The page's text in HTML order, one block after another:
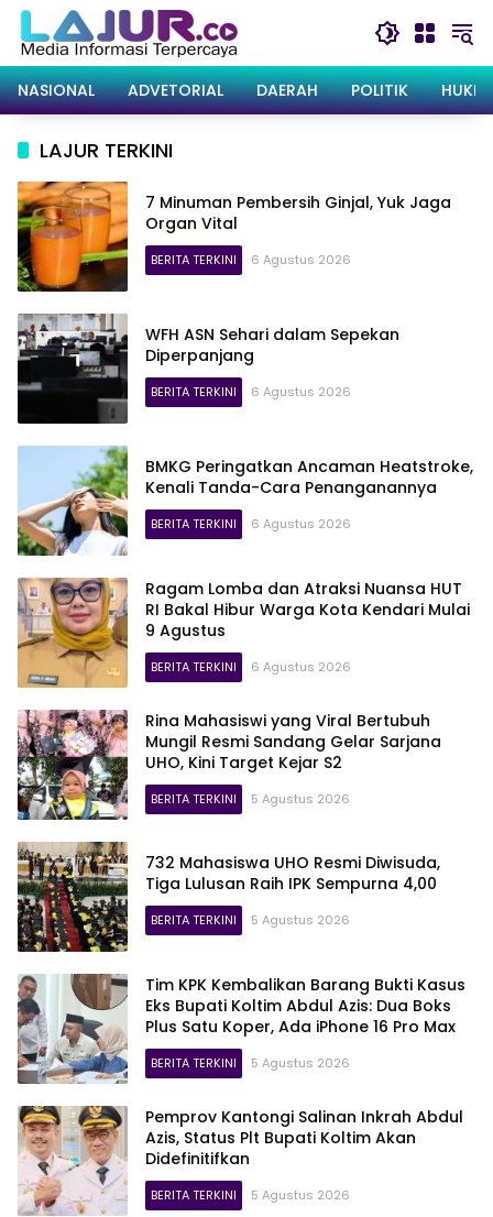
Langsung
konten
NASIONAL
ADVETORIAL DAERAH POLITIK
LAJUR TERKINI
7 Minuman Pembersih Ginjal, Yuk Jaga
Organ Vital
BERITA TERKINI 6 Agustus 2026
WFH ASN Sehari dalam Sepekan
Diperpanjang
BERITA TERKINI 6 Agustus 2026
BMKG Peringatkan Ancaman Heatstroke,
Kenali Tanda-Cara Penanganannya
BERITA TERKINI 6 Agustus 2026
lajur
Ragam Lomba dan Atraksi Nuansa HUT
RI Bakal Hibur Warga Kota Kendari Mulai
9 Agustus
BERITA TERKINI 6 Agustus 2026
Rina Mahasiswi yang Viral Bertubuh
Mungil Resmi Sandang Gelar Sarjana
UHO, Kini Target Kejar S2
BERITA TERKINI 5 Agustus 2026
732 Mahasiswa UHO Resmi Diwisuda,
Tiga Lulusan Raih IPK Sempurna 4,00
BERITA TERKINI 5 Agustus 2026
Tim KPK Kembalikan Barang Bukti Kasus
Eks Bupati Koltim Abdul Azis: Dua Boks
Plus Satu Koper, Ada iPhone 16 Pro Max
BERITA TERKINI 5 Agustus 2026
Pemprov Kantongi Salinan Inkrah Abdul
Azis, Status Plt Bupati Koltim Akan
Didefinitifkan
BERITA TERKINI 5 Agustus 2026